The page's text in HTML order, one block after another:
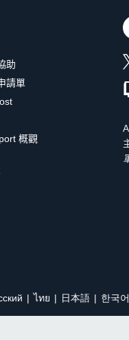
助
請單
概觀
ไทย 日本語 한국어